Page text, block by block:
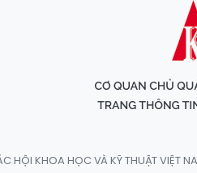
HỘI KHOA HỌC VÀ KỸ THUẬT VIỆT